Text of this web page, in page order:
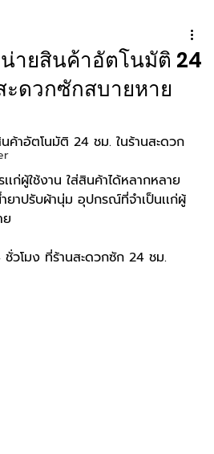
ายสินค้าอัตโนมัติ 24
ะดวกซักสบายหาย
ค้าอัตโนมัติ 24 ชม. ในร้านสะดวก
เก่ผู้ใช้งาน ใส่สินค้าได้หลากหลาย
ยาปรับผ้านุ่ม อุปกรณ์ที่จำเป็นเเก่ผู้
วโมง ที่ร้านสะดวกซัก 24 ชม.